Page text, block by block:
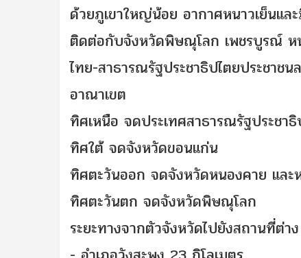
ด้วยภูเขาใหญ่น้อย อากาศหนาวเย็นแ
ติดต่อกับจังหวัดพิษณุโลก เพชรบูรณ์ ห
ไทย-สาธารณรัฐประชาธิปไตยประชาช
อาณาเขต
ทิศเหนือ จดประเทศสาธารณรัฐประชาธิ
ทิศใต้ จดจังหวัดขอนแก่น
ทิศตะวันออก จดจังหวัดหนองคาย และ
ทิศตะวันตก จดจังหวัดพิษณุโลก
ระยะทางจากตัวจังหวัดไปยังสถานที่ต่า